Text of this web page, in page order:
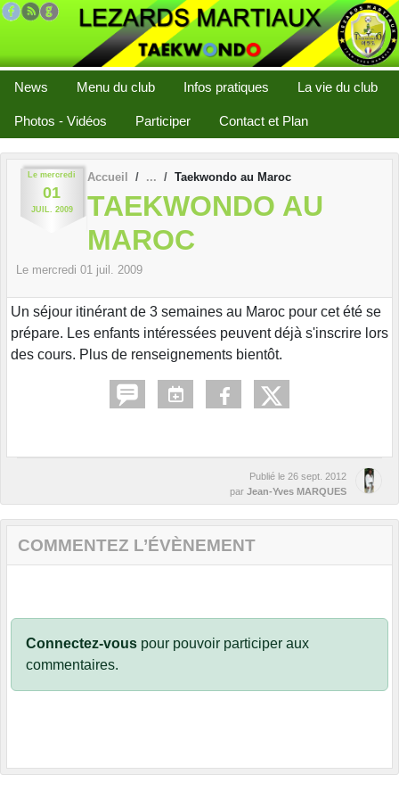
News Menu du club Infos pratiques La vie du club
Photos - Vidéos Participer Contact et Plan
Le mercredi
01
JUIL. 2009
Accueil Taekwondo au Maroc
TAEKWONDO AU
MAROC
Le mercredi 01 juil. 2009
Un séjour itinérant de 3 semaines au Maroc pour cet été se
prépare. Les enfants intéressées peuvent déjà s'inscrire lors
des cours. Plus de renseignements bientôt.
Publié le 26 sept. 2012
par Jean-Yves MARQUES
COMMENTEZ L’ÉVÈNEMENT
Connectez-vous pour pouvoir participer aux
commentaires.
Panneau de gestion des cookies